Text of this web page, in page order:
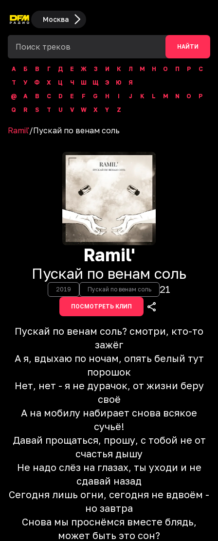
Москва
НАЙТИ
А Б В Г Д Е Ж З И К Л М Н О П Р
С
Т
У Ф Х Ц Ч Ш Щ Э Ю
Я
@
A B C D E F G H I J K L M N O
P
Q
R S T U V W X Y Z
Ramil'/Пускай по венам соль
Ramil'
Пускай по венам соль
2019 Пускай по венам соль 21
ПОСМОТРЕТЬ КЛИП
Пускай по венам соль? смотри, кто-то
зажёг
А я, вдыхаю по ночам, опять белый тут
порошок
Нет, нет - я не дурачок, от жизни беру
своё
А на мобилу набирает снова всякое
сучьё!
Давай прощаться, прошу, с тобой не от
счастья дышу
Не надо слёз на глазах, ты уходи и не
сдавай назад
Сегодня лишь огни, сегодня не вдвоём -
но завтра
Снова мы проснёмся вместе блядь,
может быть это сон?